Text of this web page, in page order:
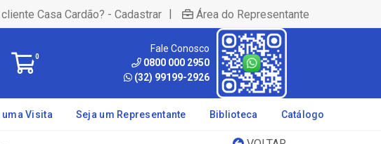
Casa Cardão? - Cadastrar | Área do Representante
0
Fale Conosco
0800 000 2950
(32) 99199-2926
Visita Seja um Representante Biblioteca Catálogo